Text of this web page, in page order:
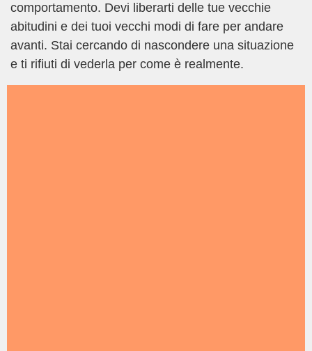
comportamento. Devi liberarti delle tue vecchie
abitudini e dei tuoi vecchi modi di fare per andare
avanti. Stai cercando di nascondere una situazione
e ti rifiuti di vederla per come è realmente.